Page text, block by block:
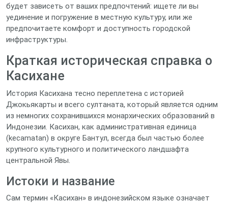
будет зависеть от ваших предпочтений: ищете ли вы
уединение и погружение в местную культуру, или же
предпочитаете комфорт и доступность городской
инфраструктуры.
Краткая историческая справка о
Касихане
История Касихана тесно переплетена с историей
Джокьякарты и всего султаната, который является одним
из немногих сохранившихся монархических образований в
Индонезии. Касихан, как административная единица
(kecamatan) в округе Бантул, всегда был частью более
крупного культурного и политического ландшафта
центральной Явы.
Истоки и название
Сам термин «Касихан» в индонезийском языке означает